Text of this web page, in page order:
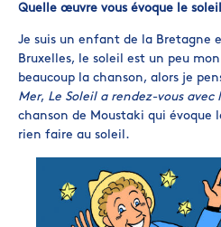
Quelle œuvre vous évoque le
Je suis un enfant de la Bretagne
Bruxelles, le soleil est un peu
beaucoup la chanson, alors je
Mer, Le Soleil a rendez-vous avec
chanson de Moustaki qui évoque
rien faire au soleil.